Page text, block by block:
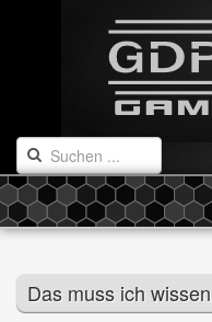
Das muss ich wissen